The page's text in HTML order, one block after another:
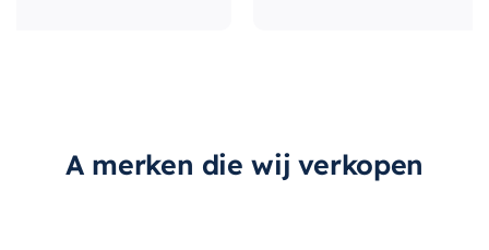
A merken die wij verkopen